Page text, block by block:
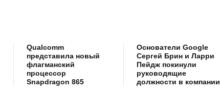
Qualcomm
представила новый
флагманский
процессор
Snapdragon 865
Основатели Google
Сергей Брин и Ларри
Пейдж покинули
руководящие
должности в компании